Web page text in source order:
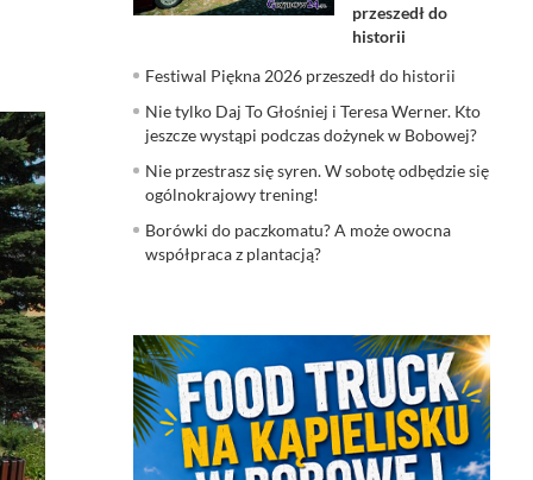
przeszedł do
historii
Festiwal Piękna 2026 przeszedł do historii
Nie tylko Daj To Głośniej i Teresa Werner. Kto
jeszcze wystąpi podczas dożynek w Bobowej?
Nie przestrasz się syren. W sobotę odbędzie się
ogólnokrajowy trening!
Borówki do paczkomatu? A może owocna
współpraca z plantacją?